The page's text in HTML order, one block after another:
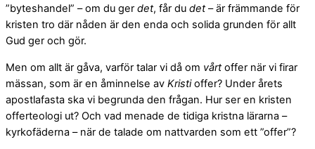
”byteshandel” – om du ger det, får du det– är främmande för
kristen tro där nåden är den enda och solida grunden för allt
Gud ger och gör.
Men om allt är gåva, varför talar vi då om vårtoffer när vi firar
mässan, som är en åminnelse av Kristioffer? Under årets
apostlafasta ska vi begrunda den frågan. Hur ser en kristen
offerteologi ut? Och vad menade de tidiga kristna lärarna –
kyrkofäderna – när de talade om nattvarden som ett ”offer”?